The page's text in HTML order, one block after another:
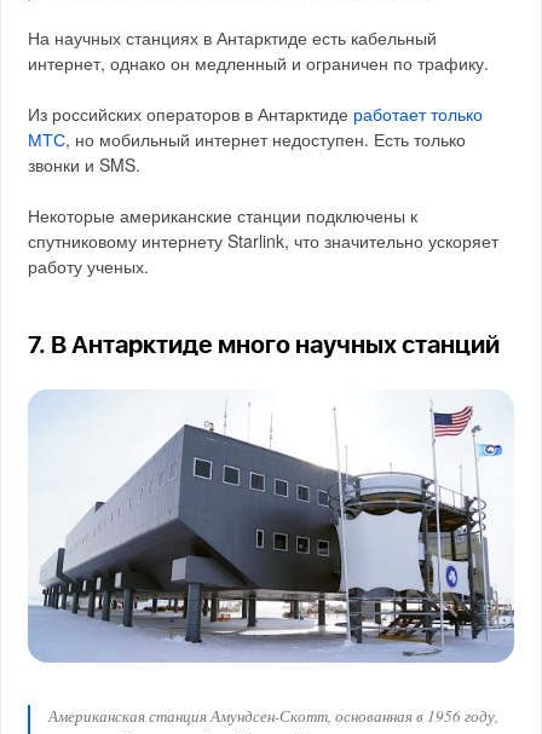
На научных станциях в Антарктиде есть кабельный
интернет, однако он медленный и ограничен по трафику.
Из российских операторов в Антарктиде работает только
МТС, но мобильный интернет недоступен. Есть только
звонки и SMS.
Некоторые американские станции подключены к
спутниковому интернету Starlink, что значительно ускоряет
работу ученых.
7. В Антарктиде много научных станций
Американская станция Амундсен-Скотт, основанная в 1956 году,